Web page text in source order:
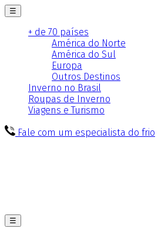
☰
+ de 70 países
América do Norte
América do Sul
Europa
Outros Destinos
Inverno no Brasil
Roupas de Inverno
Viagens e Turismo
Fale com um especialista do frio
☰